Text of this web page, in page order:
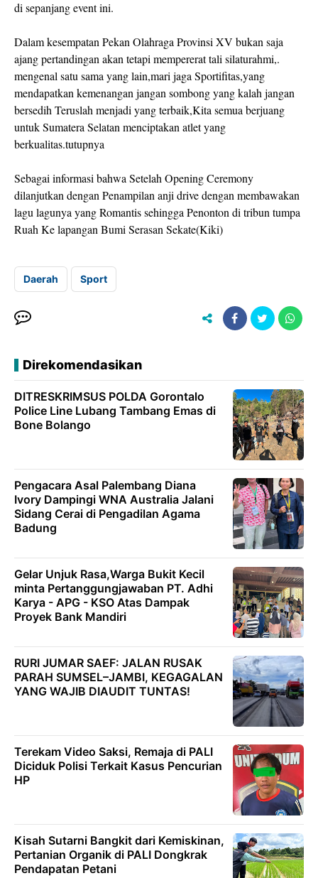
di sepanjang event ini.
Dalam kesempatan Pekan Olahraga Provinsi XV bukan saja
ajang pertandingan akan tetapi mempererat tali silaturahmi,.
mengenal satu sama yang lain,mari jaga Sportifitas,yang
mendapatkan kemenangan jangan sombong yang kalah jangan
bersedih Teruslah menjadi yang terbaik,Kita semua berjuang
untuk Sumatera Selatan menciptakan atlet yang
berkualitas.tutupnya
Sebagai informasi bahwa Setelah Opening Ceremony
dilanjutkan dengan Penampilan anji drive dengan membawakan
lagu lagunya yang Romantis sehingga Penonton di tribun tumpa
Ruah Ke lapangan Bumi Serasan Sekate(Kiki)
Daerah Sport
Direkomendasikan
DITRESKRIMSUS POLDA Gorontalo
Police Line Lubang Tambang Emas di
Bone Bolango
Pengacara Asal Palembang Diana
Ivory Dampingi WNA Australia Jalani
Sidang Cerai di Pengadilan Agama
Badung
Gelar Unjuk Rasa,Warga Bukit Kecil
minta Pertanggungjawaban PT. Adhi
Karya - APG - KSO Atas Dampak
Proyek Bank Mandiri
RURI JUMAR SAEF: JALAN RUSAK
PARAH SUMSEL–JAMBI, KEGAGALAN
YANG WAJIB DIAUDIT TUNTAS!
Terekam Video Saksi, Remaja di PALI
Diciduk Polisi Terkait Kasus Pencurian
HP
Kisah Sutarni Bangkit dari Kemiskinan,
Pertanian Organik di PALI Dongkrak
Pendapatan Petani